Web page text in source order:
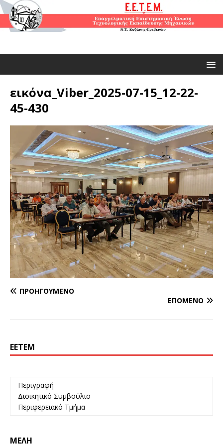
εικόνα_Viber_2025-07-15_12-22-
45-430
ΠΡΟΗΓΟΎΜΕΝΟ
ΕΠΌΜΕΝΟ
ΕΕΤΕΜ
Περιγραφή
Διοικητικό Συμβούλιο
Περιφερειακό Τμήμα
ΜΈΛΗ